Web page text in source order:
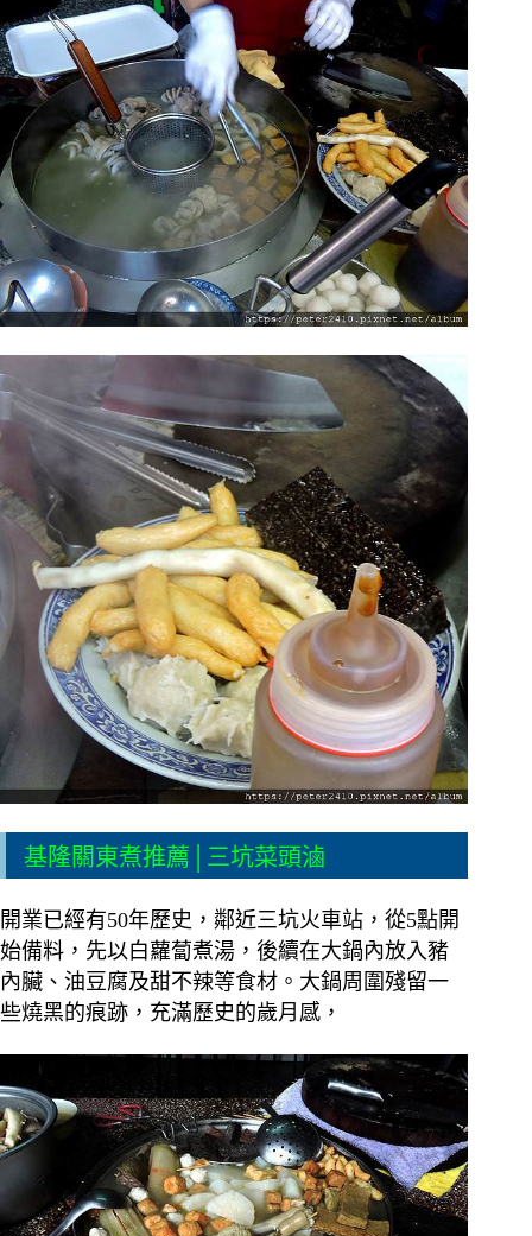
基隆關東煮推薦│三坑菜頭滷
開業已經有50年歷史，鄰近三坑火車站，從5點開
始備料，先以白蘿蔔煮湯，後續在大鍋內放入豬
內臟、油豆腐及甜不辣等食材。大鍋周圍殘留一
些燒黑的痕跡，充滿歷史的歲月感，